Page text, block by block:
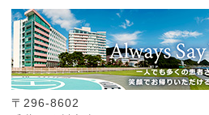
〒296-8602